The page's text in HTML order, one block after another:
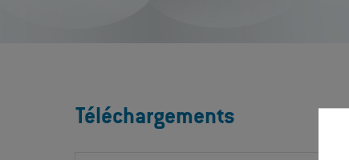
Téléchargements